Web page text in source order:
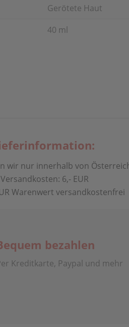
Gerötete Haut
40 ml
wir nur innerhalb von
Versandkosten: 6,- EUR
Warenwert versandkostenfrei
bezahlen
Kreditkarte, Paypal und mehr